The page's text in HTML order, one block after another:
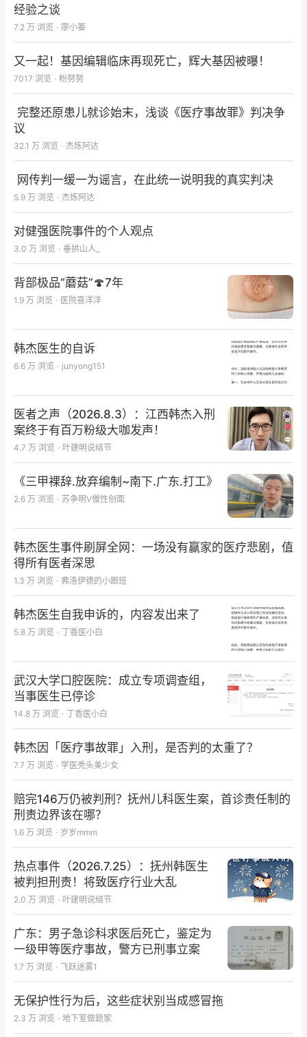
经验之谈
7.2 万 浏览 · 廖小蓁
又一起！基因编辑临床再现死亡，辉大基因被曝！
7017 浏览 · 粉努努
完整还原患儿就诊始末，浅谈《医疗事故罪》判决争
议
32.1 万 浏览 · 杰炼阿达
网传判一缓一为谣言，在此统一说明我的真实判决
5.9 万 浏览 · 杰炼阿达
对健强医院事件的个人观点
3.0 万 浏览 · 垂拱山人_
背部极品“蘑菇”🍄7年
1.9 万 浏览 · 医院喜洋洋
韩杰医生的自诉
6.6 万 浏览 · junyong151
医者之声（2026.8.3）：江西韩杰入刑
案终于有百万粉级大咖发声！
4.7 万 浏览 · 叶建明说结节
《三甲裸辞.放弃编制~南下.广东.打工》
2.6 万 浏览 · 苏争明V慢性创面
韩杰医生事件刷屏全网：一场没有赢家的医疗悲剧，值
得所有医者深思
1.3 万 浏览 · 弗洛伊德的小跟班
韩杰医生自我申诉的，内容发出来了
5.8 万 浏览 · 丁香医小白
武汉大学口腔医院：成立专项调查组，
当事医生已停诊
14.8 万 浏览 · 丁香医小白
韩杰因「医疗事故罪」入刑，是否判的太重了？
7.7 万 浏览 · 学医秃头美少女
赔完146万仍被判刑？抚州儿科医生案，首诊责任制的
刑责边界该在哪？
1.6 万 浏览 · 岁岁mmm
热点事件（2026.7.25）：抚州韩医生
被判担刑责！将致医疗行业大乱
2.0 万 浏览 · 叶建明说结节
广东：男子急诊科求医后死亡，鉴定为
一级甲等医疗事故，警方已刑事立案
1.7 万 浏览 · 飞跃迷雾1
无保护性行为后，这些症状别当成感冒拖
2.3 万 浏览 · 地下室做题家